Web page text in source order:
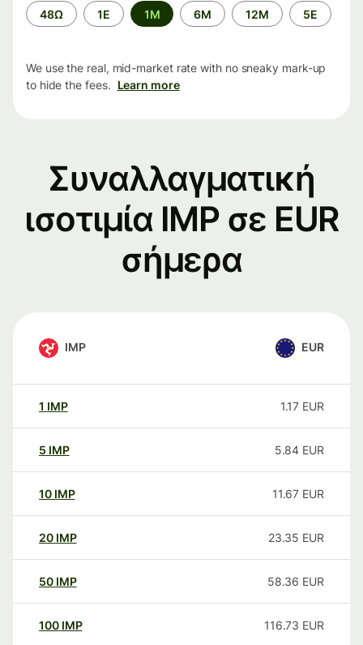
Time
period
48Ω 1Ε 1M 6M 12M 5Ε
We use the real, mid-market rate with no sneaky mark-up
to hide the fees. Learn more
Συναλλαγματική
ισοτιμία IMP σε EUR
σήμερα
IMP EUR
1 IMP 1.17 EUR
5 IMP 5.84 EUR
10 IMP 11.67 EUR
20 IMP 23.35 EUR
50 IMP 58.36 EUR
100 IMP 116.73 EUR